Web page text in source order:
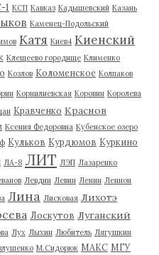
1 КСП Кавказ Кадышевский Казань
Каменец-Подольский
Катя Киев4 Киенский
Клещеево городище Клименко
Козлов Коломенское Колпаков
Корнилиевская Коровин Королева
Кравченко Краснов
Ксения Федоровна Кубенское озеро
Кульков Курдюмов Куркино
ЛА-8 ЛИТ ЛЭП Лазаренко
Левдин Левин Ленин Леннон
Лина Лисковая Лихотэ
Лоскутов Луганский
Лух Лыхин Любитель Лягушкин
М.Сидорюк МАКС МГУ